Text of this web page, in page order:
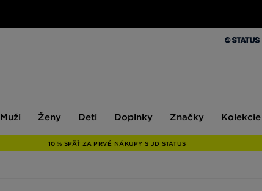
Muži Ženy Deti Doplnky Značky Kolekcie
10 % SPÄŤ ZA PRVÉ NÁKUPY S JD STATUS